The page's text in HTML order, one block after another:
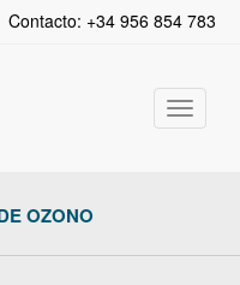
Contacto: +34 956 854 783
Activar
OZONO